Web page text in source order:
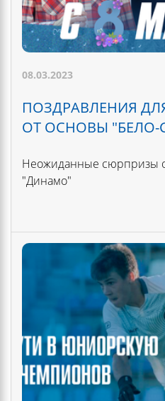
08.03.2023
ПОЗДРАВЛЕНИЯ
ОТ ОСНОВЫ "БЕЛО-
Неожиданные сюрпризы
"Динамо"